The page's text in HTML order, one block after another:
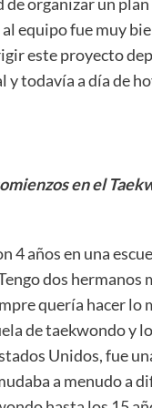
equipo fue muy
este proyecto
todavía a día de
en el
4 años en una
dos
quería hacer lo
de taekwondo y
Unidos, fue
a menudo a